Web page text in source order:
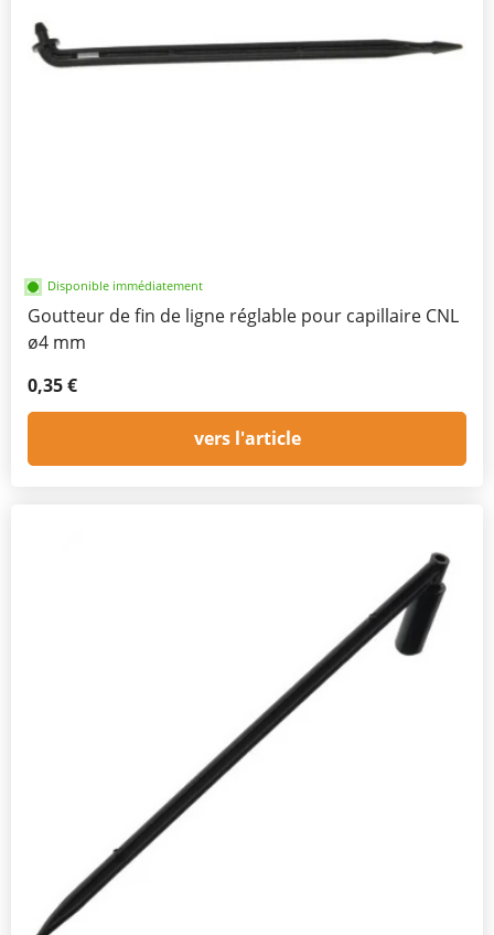
Disponible immédiatement
Goutteur de fin de ligne réglable pour capillaire CNL
ø4 mm
0,35 €
vers l'article